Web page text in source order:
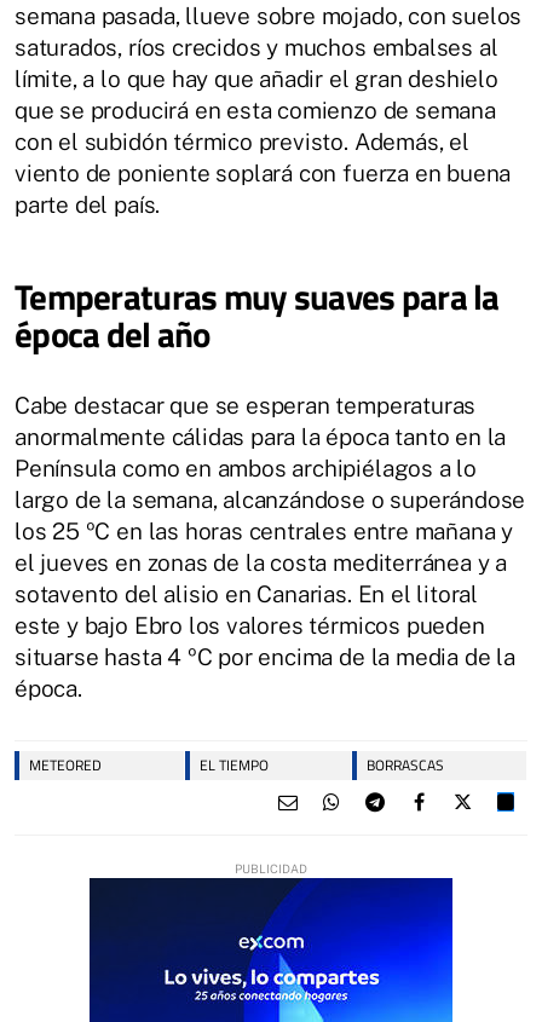
semana pasada, llueve sobre mojado, con suelos
saturados, ríos crecidos y muchos embalses al
límite, a lo que hay que añadir el gran deshielo
que se producirá en esta comienzo de semana
con el subidón térmico previsto. Además, el
viento de poniente soplará con fuerza en buena
parte del país.
Temperaturas muy suaves para la
época del año
Cabe destacar que se esperan temperaturas
anormalmente cálidas para la época tanto en la
Península como en ambos archipiélagos a lo
largo de la semana, alcanzándose o superándose
los 25 ºC en las horas centrales entre mañana y
el jueves en zonas de la costa mediterránea y a
sotavento del alisio en Canarias. En el litoral
este y bajo Ebro los valores térmicos pueden
situarse hasta 4 ºC por encima de la media de la
época.
METEORED EL TIEMPO BORRASCAS